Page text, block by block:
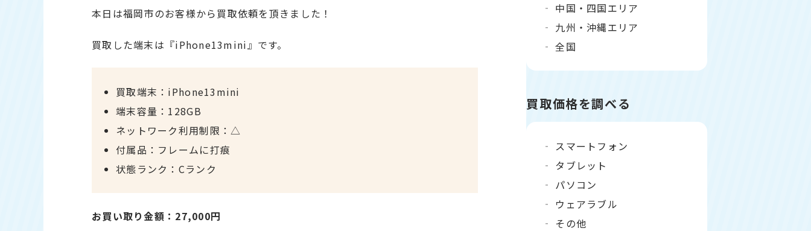
本日は福岡市のお客様から買取依頼を頂きました！
買取した端末は『iPhone13mini』です。
買取端末：iPhone13mini
端末容量：128GB
ネットワーク利用制限：△
付属品：フレームに打痕
状態ランク：Cランク
お買い取り金額：27,000円
中国・四国エリア
九州・沖縄エリア
全国
買取価格を調べる
スマートフォン
タブレット
パソコン
ウェアラブル
その他